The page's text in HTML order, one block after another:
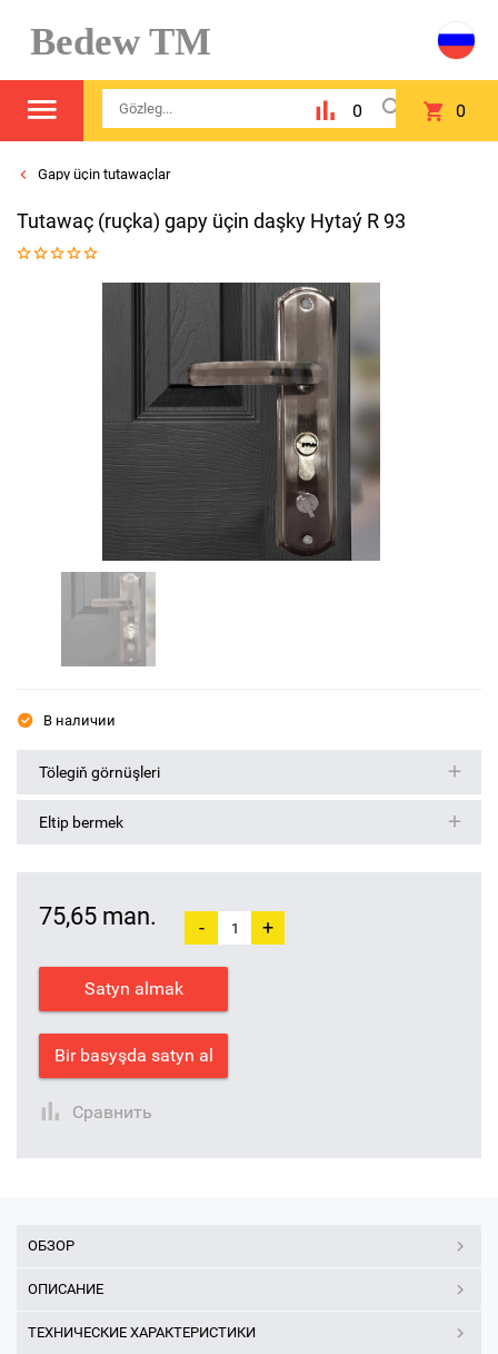
Bedew TM
0 0
Gapy üçin tutawaçlar
Tutawaç (ruçka) gapy üçin daşky Hytaý R 93
В наличии
Tölegiň görnüşleri
Eltip bermek
75,65 man. - +
Satyn almak
Bir basyşda satyn al
Сравнить
ОБЗОР
ОПИСАНИЕ
ТЕХНИЧЕСКИЕ ХАРАКТЕРИСТИКИ